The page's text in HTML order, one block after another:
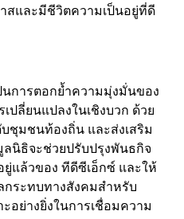
สและมีชีวิตความเป็นอยู่ที่ดี
การตอกย้ำความมุ่งมั่นของ
ปลี่ยนแปลงในเชิงบวก ด้วย
ชุมชนท้องถิ่น และส่งเสริม
นิธิจะช่วยปรับปรุงพันธกิจ
แล้วของ ทีดีซีเอ็กซ์ และให้
ระทบทางสังคมสำหรับ
อย่างยิ่งในการเชื่อมความ